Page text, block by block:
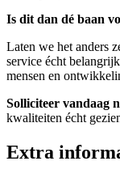
Is dit dan dé baan
Laten we het anders
service écht
mensen en
Solliciteer vandaag
kwaliteiten écht
Extra